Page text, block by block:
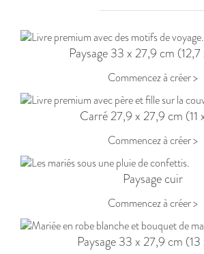
Paysage 33 x 27,9 cm
Commencez à créer >
Carré 27,9 x 27,9 cm (11
Commencez à créer >
Paysage cuir
Commencez à créer >
Paysage 33 x 27,9 cm (13